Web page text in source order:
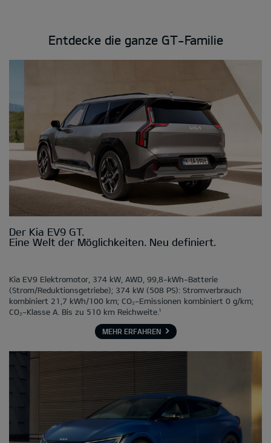
Entdecke die ganze GT-Familie
Der Kia EV9 GT.
Eine Welt der Möglichkeiten. Neu definiert.
Kia EV9 Elektromotor, 374 kW, AWD, 99,8-kWh-Batterie
(Strom/Reduktionsgetriebe); 374 kW (508 PS): Stromverbrauch
kombiniert 21,7 kWh/100 km; CO₂-Emissionen kombiniert 0 g/km;
CO₂-Klasse A. Bis zu 510 km Reichweite.¹
MEHR ERFAHREN